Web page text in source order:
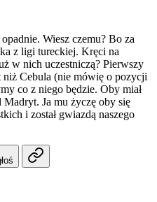
Wiesz czemu? Bo za
z ligi tureckiej. Kręci na
w nich uczestniczą? Pierwszy
niż Cebula (nie mówię o pozycji
co z niego będzie. Oby miał
Ja mu życzę oby się
i został gwiazdą naszego